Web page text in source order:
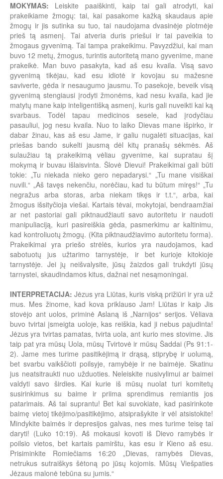
MOKYMAS: Leiskite paaiškinti, kaip tai gali atrodyti, kai
prakeikiame žmogų: tai, kai pasakome kažką skaudaus apie
žmogų ir jis sutinka su tuo, tai naudojama dvasinėje plotmėje
prieš tą asmenį. Tai atveria duris priešui ir tai paveikia to
žmogaus gyvenimą. Tai tampa prakeikimu. Pavyzdžiui, kai man
buvo 12 metų, žmogus, turintis autoritetą mano gyvenime, mane
prakeikė. Man buvo pasakyta, kad aš esu kvaila. Visą savo
gyvenimą tikėjau, kad esu idiotė ir kovojau su mažesne
saviverte, gėda ir nesaugumo jausmu. To pasekoje, beveik visą
gyvenimą stengiausi įrodyti žmonėms, kad nesu kvaila, kad jie
matytų mane kaip inteligentišką asmenį, kuris gali nuveikti kai ką
svarbaus. Todėl tapau medicinos sesele, kad įrodyčiau
pasauliui, jog nesu kvaila. Nuo to laiko Dievas mane išpirko, ir
dabar žinau, kas aš esu Jame, ir galiu nugalėti situacijas, kai
priešas bando sukelti jausmą dėl kitų pranašų sėkmės. Aš
sulaužiau tą prakeikimą vėliau gyvenime, kai supratau šį
mokymą ir buvau išlaisvinta. Šlovė Dievui! Prakeikimai gali būti
tokie: „Tu niekada nieko gero nepadarysi.“ „Tu mane visiškai
nuvili.“ „Aš tavęs nekenčiu, norėčiau, kad tu būtum miręs!“ „Tu
negražus arba storas, arba niekam tikęs ir t.t.“, arba, kai
žmogus išsityčioja viešai. Kartais tėvai, mokytojai, bendraamžiai
ar net pastoriai gali piktnaudžiauti savo autoritetu ir naudoti
manipuliaciją, kuri pasireiškia gėda, pasmerkimu ar kaltinimu,
kad kontroliuotų žmogų. (Kita piktnaudžiavimo autoritetu forma).
Prakeikimai yra priešo strėlės, kurios yra naudojamos, kad
sabotuotų jus užtarimo tarnystėje, ir bet kurioje kitokioje
tarnystėje. Jei jų neišvalysite, jūsų žaizdos gali trukdyti jūsų
tarnystei, skaudindamos kitus, dažnai net nesąmoningai.
INTERPRETACIJA:Jėzus yra Liūtas, kuris viską prižiūri ir yra už
mus. Mes žinome, kad kova priklauso Jam! Liūtas ir kaip Jis
stovėjo ant uolos, priminė Aslaną iš „Narnijos“ serijos. Vėliava
buvo tvirtai įsmeigta uoloje, kas reiškia, kad ji nebus pajudinta!
Jėzus yra tvirtas pamatas, tvirta uola, ant kurio mes stovime. Jis
taip pat yra mūsų Uola, mūsų Tvirtovė ir mūsų Šaddai (Ps 91:1-
2). Jame mes turime pasitikėjimą ir drąsą, stiprybę ir uolumą,
bet svarbu vaikščioti poilsyje, ramybėje ir ne baimėje. Skatinu
jus neatsitraukti nuo užduoties. Neleiskite nusivylimui ar baimei
valdyti savo širdies. Kai kurie iš mūsų nuolat turi komitetų
susirinkimus su baime ir priima sprendimus remiantis jos
patarimais. Aš tai suprantu! Bet kai suvokiate, kad pasirinkote
baimę vietoj tikėjimo/pasitikėjimo, atsiprašykite ir vėl atsistokite!
Mindykite baimės ir depresijos galvas, nes mes turime teisę tai
daryti! (Luko 10:19). Aš mokausi kovoti iš Dievo ramybės ir
poilsio vietos, bet kartais pamirštu, kas esu ir Kieno aš esu.
Prisiminkite Romiečiams 16:20 „Dievas, ramybės Dievas,
netrukus sutraiškys šėtoną po jūsų kojomis. Mūsų Viešpaties
Jėzaus malonė tebūna su jumis.“